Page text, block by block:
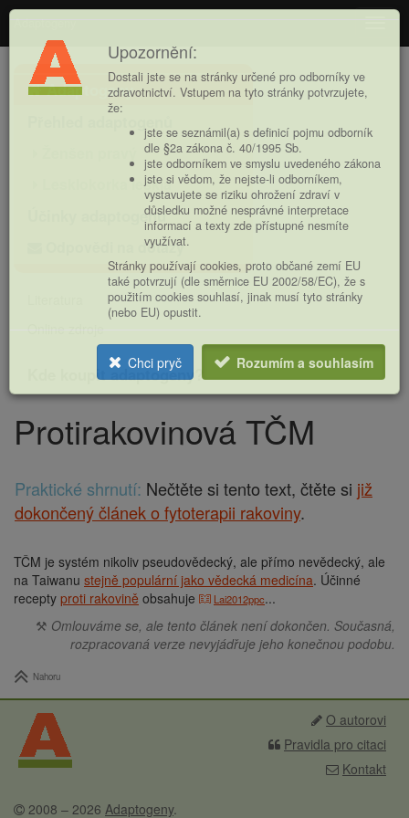
Adaptogeny
Hlavní
nabídkaAdaptogeny
Lesklokorka lesklá
Účinky adaptogenů
Odpovědi na dotazy
Online zdroje
Kde koupit adaptogeny?
Drobečková
navigace
Protirakovinová TČM
Praktické shrnutí: Nečtěte si tento text, čtěte si již
dokončený článek o fytoterapii rakoviny.
TČM je systém nikoliv pseudovědecký, ale přímo nevědecký, ale
na Taiwanu stejně populární jako vědecká medicína. Účinné
recepty proti rakovině obsahuje Lai2012ppc...
⚒ Omlouváme se, ale tento článek není dokončen. Současná,
rozpracovaná verze nevyjádřuje jeho konečnou podobu.
Nahoru
O autorovi
Pravidla pro citaci
Kontakt
2008 – 2026 Adaptogeny.
Upozornění:
Dostali jste se na stránky určené pro odborníky ve
zdravotnictví. Vstupem na tyto stránky potvrzujete,
že:
jste se seznámil(a) s definicí pojmu odborník
dle §2a zákona č. 40/1995 Sb.
jste odborníkem ve smyslu uvedeného zákona
jste si vědom, že nejste-li odborníkem,
vystavujete se riziku ohrožení zdraví v
důsledku možné nesprávné interpretace
informací a texty zde přístupné nesmíte
využívat.
Stránky používají cookies, proto občané zemí EU
také potvrzují (dle směrnice EU 2002/58/EC), že s
použitím cookies souhlasí, jinak musí tyto stránky
(nebo EU) opustit.
Chci pryč Rozumím a souhlasím